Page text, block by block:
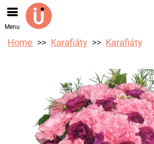
Objednávky přes e-shop přijímáme.
doručení je od 10.8.2026 z
Menu
Home Karafiáty Karafiáty